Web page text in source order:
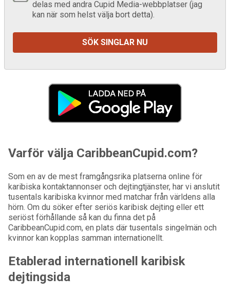
delas med andra Cupid Media-webbplatser (jag
kan när som helst välja bort detta).
Varför välja CaribbeanCupid.com?
Som en av de mest framgångsrika platserna online för
karibiska kontaktannonser och dejtingtjänster, har vi anslutit
tusentals karibiska kvinnor med matchar från världens alla
hörn. Om du söker efter seriös karibisk dejting eller ett
seriöst förhållande så kan du finna det på
CaribbeanCupid.com, en plats där tusentals singelmän och
kvinnor kan kopplas samman internationellt.
Etablerad internationell karibisk
dejtingsida